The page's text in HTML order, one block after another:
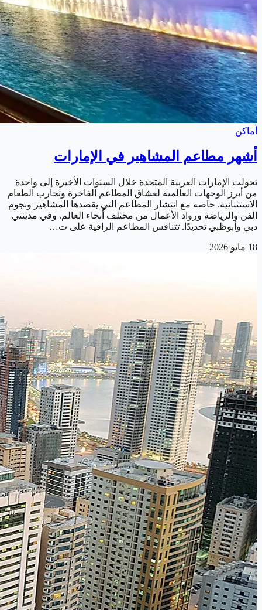
أماكن
أشهر مطاعم المشاهير في الإمارات
تحولت الإمارات العربية المتحدة خلال السنوات الأخيرة إلى واحدة
من أبرز الوجهات العالمية لعشاق المطاعم الفاخرة وتجارب الطعام
الاستثنائية. خاصة مع انتشار المطاعم التي يقصدها المشاهير ونجوم
الفن والرياضة ورواد الأعمال من مختلف أنحاء العالم. وفي مدينتي
دبي وأبوظبي تحديدًا. تتنافس المطاعم الراقية على ت…
18 مايو 2026